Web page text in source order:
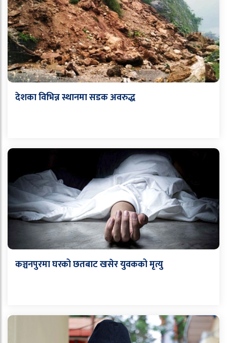
देशका विभिन्न स्थानमा सडक अवरुद्ध
कञ्चनपुरमा घरको छतबाट खसेर युवकको मृत्यु